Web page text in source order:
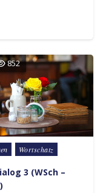
852
in Wortschatz
3 (WSch –